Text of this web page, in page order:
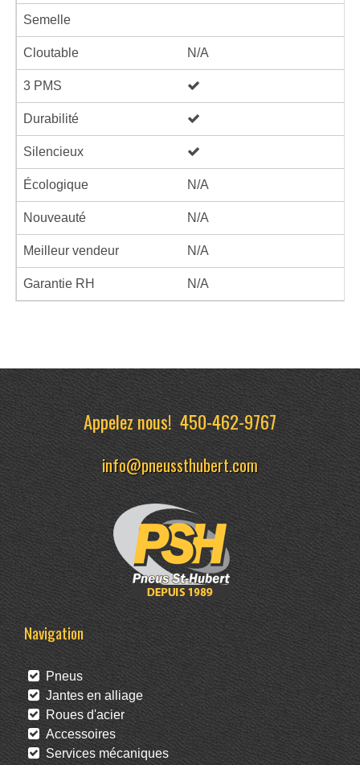
Semelle
Cloutable N/A
3 PMS
Durabilité
Silencieux
Écologique N/A
Nouveauté N/A
Meilleur vendeur N/A
Garantie RH N/A
Appelez nous!450-462-9767
info@pneussthubert.com
Navigation
Pneus
Jantes en alliage
Roues d'acier
Accessoires
Services mécaniques